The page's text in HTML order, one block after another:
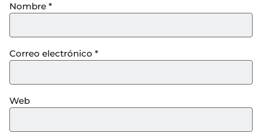
Nombre *
Correo electrónico *
Web